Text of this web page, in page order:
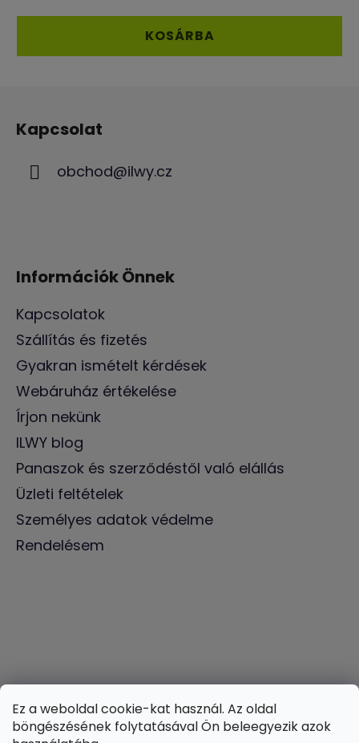
Ez a weboldal cookie-kat használ. Az oldal
böngészésének folytatásával Ön beleegyezik azok
ből
5,0
KOSÁRBA
Kapcsolat
obchod@ilwy.cz
Információk Önnek
Kapcsolatok
Szállítás és fizetés
Gyakran ismételt kérdések
Webáruház értékelése
Írjon nekünk
ILWY blog
Panaszok és szerződéstől való elállás
Üzleti feltételek
Személyes adatok védelme
Rendelésem